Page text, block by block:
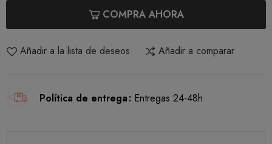
COMPRA AHORA
Añadir a la lista de deseos Añadir a comparar
Política de entrega Entregas 24-48h